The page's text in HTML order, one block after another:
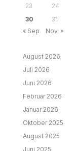
23
24
30
31
« Sep.
Nov. »
August 2026
Juli 2026
Juni 2026
Februar 2026
Januar 2026
Oktober 2025
August 2025
Juni 2025